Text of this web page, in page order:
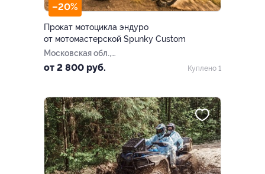
–20%
Прокат мотоцикла эндуро
от мотомастерской Spunky Custom
Московская обл.,
Дмитровский м.о., с.
от 2 800 руб. Куплено 1